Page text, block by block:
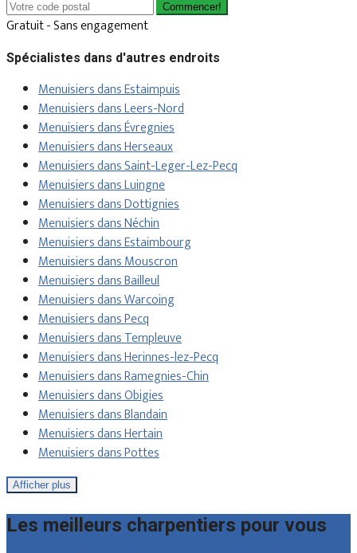
Commencer!
Gratuit - Sans engagement
Spécialistes dans d'autres endroits
Menuisiers dans Estaimpuis
Menuisiers dans Leers-Nord
Menuisiers dans Évregnies
Menuisiers dans Herseaux
Menuisiers dans Saint-Leger-Lez-Pecq
Menuisiers dans Luingne
Menuisiers dans Dottignies
Menuisiers dans Néchin
Menuisiers dans Estaimbourg
Menuisiers dans Mouscron
Menuisiers dans Bailleul
Menuisiers dans Warcoing
Menuisiers dans Pecq
Menuisiers dans Templeuve
Menuisiers dans Herinnes-lez-Pecq
Menuisiers dans Ramegnies-Chin
Menuisiers dans Obigies
Menuisiers dans Blandain
Menuisiers dans Hertain
Menuisiers dans Pottes
Afficher plus
Les meilleurs charpentiers pour vous